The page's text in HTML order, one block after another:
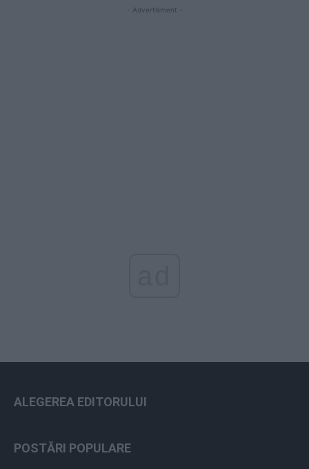
- Advertisment -
ALEGEREA EDITORULUI
POSTĂRI POPULARE